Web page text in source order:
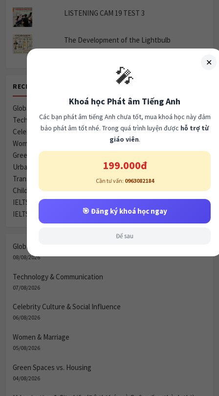
LISTENING CAM 19 TEST 3
The Development of the Lightbulb
RECENT POSTS
Global Village & Communication
Technology & Communication
Celebrity Culture & Social Influence
Women & Marriage
Green Spaces vs. Housing
Urbanization & City Life (Đô thị hóa và Cuộc sống thành thị)
Transport & Infrastructure
Child Development & Parenting
IELTS Writing Task 1: Imprisonment Statistics
IELTS Writing Task 1: Canterbury Town Map
Global Village & Communication
08/08/2026
Technology & Communication
07/08/2026
Celebrity Culture & Social Influence
06/08/2026
Women & Marriage
05/08/2026
Green Spaces vs. Housing
04/08/2026
✕
🎤
Khoá học Phát âm Tiếng Anh
Các bạn phát âm tiếng Anh chưa tốt, mua khoá học này đảm
bảo phát âm tốt nhé. Trong quá trình luyện được hỗ trợ từ
giáo viên.
199.000đ
Cần tư vấn: 0963082184
🎯 Đăng ký khoá học ngay
Để sau